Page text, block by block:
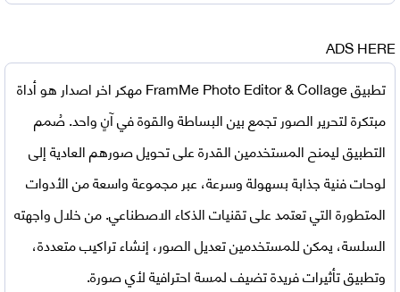
ADS HERE
تطبيق FramMe Photo Editor & Collage مهكر اخر اصدار
هو أداة
مبتكرة لتحرير الصور تجمع بين البساطة والقوة في آنٍ واحد. صُمم
التطبيق ليمنح المستخدمين القدرة على تحويل صورهم العادية إلى
لوحات فنية جذابة بسهولة وسرعة، عبر مجموعة واسعة من الأدوات
المتطورة التي تعتمد على تقنيات الذكاء الاصطناعي. من خلال واجهته
السلسة، يمكن للمستخدمين تعديل الصور، إنشاء تراكيب متعددة،
وتطبيق تأثيرات فريدة تضيف لمسة احترافية لأي صورة.